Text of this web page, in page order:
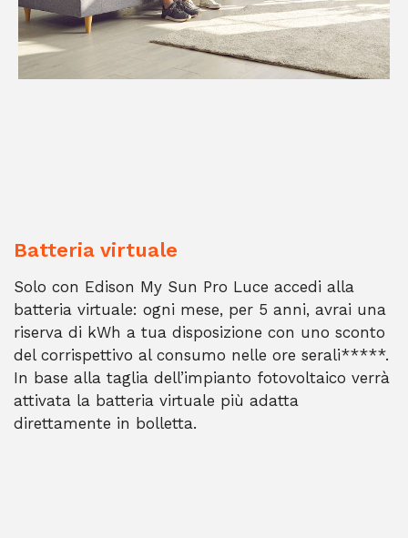
Batteria virtuale
Solo con Edison My Sun Pro Luce accedi alla
batteria virtuale: ogni mese, per 5 anni, avrai una
riserva di kWh a tua disposizione con uno sconto
del corrispettivo al consumo nelle ore serali*****.
In base alla taglia dell’impianto fotovoltaico verrà
attivata la batteria virtuale più adatta
direttamente in bolletta.